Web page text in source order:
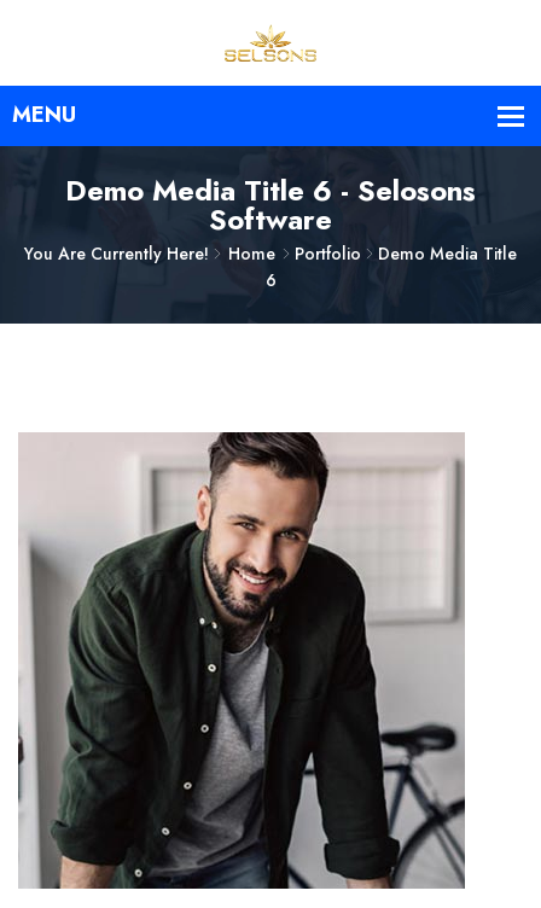
Demo Media Title 6 - Selosons
Software
You Are Currently Here! Home Portfolio
Demo Media Title
6